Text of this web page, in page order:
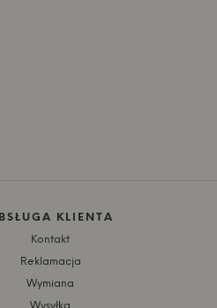
KLIENTA
Kontakt
Reklamacja
Wymiana
Wysyłka